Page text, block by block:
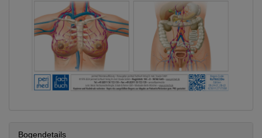
Bogendetails